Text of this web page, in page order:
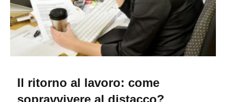
Il ritorno al lavoro: come
sopravvivere al distacco?